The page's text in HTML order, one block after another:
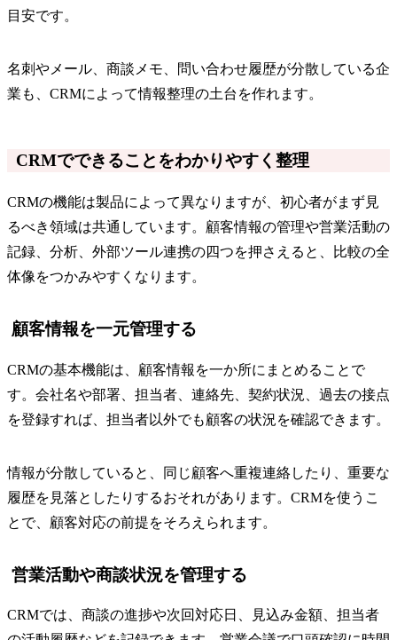
目安です。
名刺やメール、商談メモ、問い合わせ履歴が分散している企
業も、CRMによって情報整理の土台を作れます。
CRMでできることをわかりやすく整理
CRMの機能は製品によって異なりますが、初心者がまず見
るべき領域は共通しています。顧客情報の管理や営業活動の
記録、分析、外部ツール連携の四つを押さえると、比較の全
体像をつかみやすくなります。
顧客情報を一元管理する
CRMの基本機能は、顧客情報を一か所にまとめることで
す。会社名や部署、担当者、連絡先、契約状況、過去の接点
を登録すれば、担当者以外でも顧客の状況を確認できます。
情報が分散していると、同じ顧客へ重複連絡したり、重要な
履歴を見落としたりするおそれがあります。CRMを使うこ
とで、顧客対応の前提をそろえられます。
営業活動や商談状況を管理する
CRMでは、商談の進捗や次回対応日、見込み金額、担当者